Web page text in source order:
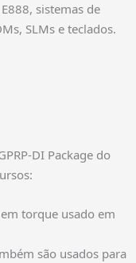
sistemas de
SLMs e teclados.
DI Package do
torque usado em
são usados para